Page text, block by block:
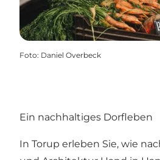
Foto: Daniel Overbeck
Ein nachhaltiges Dorfleben
In Torup erleben Sie, wie